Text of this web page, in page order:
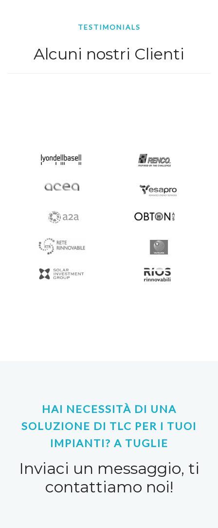
TESTIMONIALS
Alcuni nostri Clienti
HAI NECESSITÀ DI UNA
SOLUZIONE DI TLC PER I TUOI
IMPIANTI? A TUGLIE
Inviaci un messaggio, ti
contattiamo noi!